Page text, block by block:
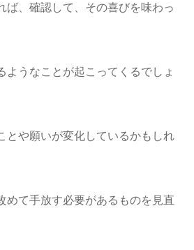
ば、確認して、その喜びを味わっ
ようなことが起こってくるでしょ
とや願いが変化しているかもしれ
めて手放す必要があるものを見直